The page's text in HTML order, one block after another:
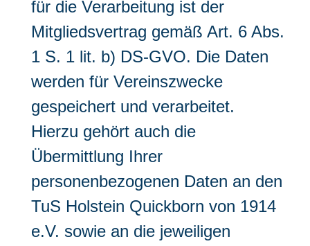
für die Verarbeitung ist der
Mitgliedsvertrag gemäß Art. 6 Abs.
1 S. 1 lit. b) DS-GVO. Die Daten
werden für Vereinszwecke
gespeichert und verarbeitet.
Hierzu gehört auch die
Übermittlung Ihrer
personenbezogenen Daten an den
TuS Holstein Quickborn von 1914
e.V. sowie an die jeweiligen